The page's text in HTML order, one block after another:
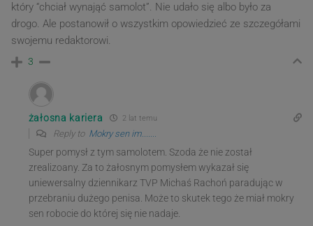
który “chciał wynająć samolot”. Nie udało się albo było za
drogo. Ale postanowił o wszystkim opowiedzieć ze szczegółami
swojemu redaktorowi.
3
żałosna kariera 2 lat temu
Reply to Mokry sen im.......
Super pomysł z tym samolotem. Szoda że nie został
zrealizoany. Za to żałosnym pomysłem wykazał się
uniewersalny dziennikarz TVP Michaś Rachoń paradując w
przebraniu dużego penisa. Może to skutek tego że miał mokry
sen robocie do której się nie nadaje.